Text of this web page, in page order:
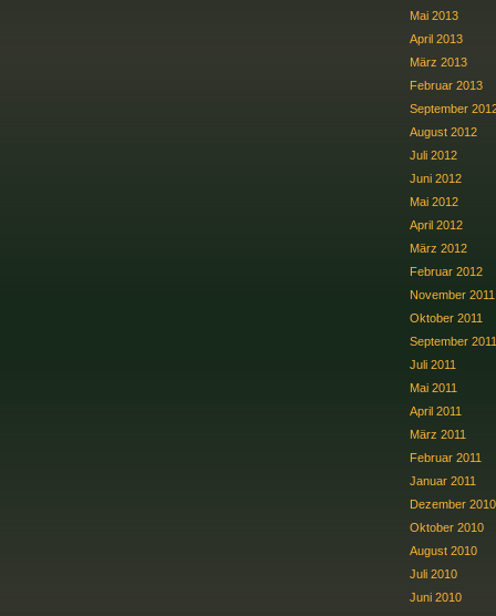
Mai 2013
April 2013
März 2013
Februar 2013
September
August 2012
Juli 2012
Juni 2012
Mai 2012
April 2012
März 2012
Februar 2012
November 2011
Oktober 2011
September 2011
Juli 2011
Mai 2011
April 2011
März 2011
Februar 2011
Januar 2011
Dezember 2010
Oktober 2010
August 2010
Juli 2010
Juni 2010